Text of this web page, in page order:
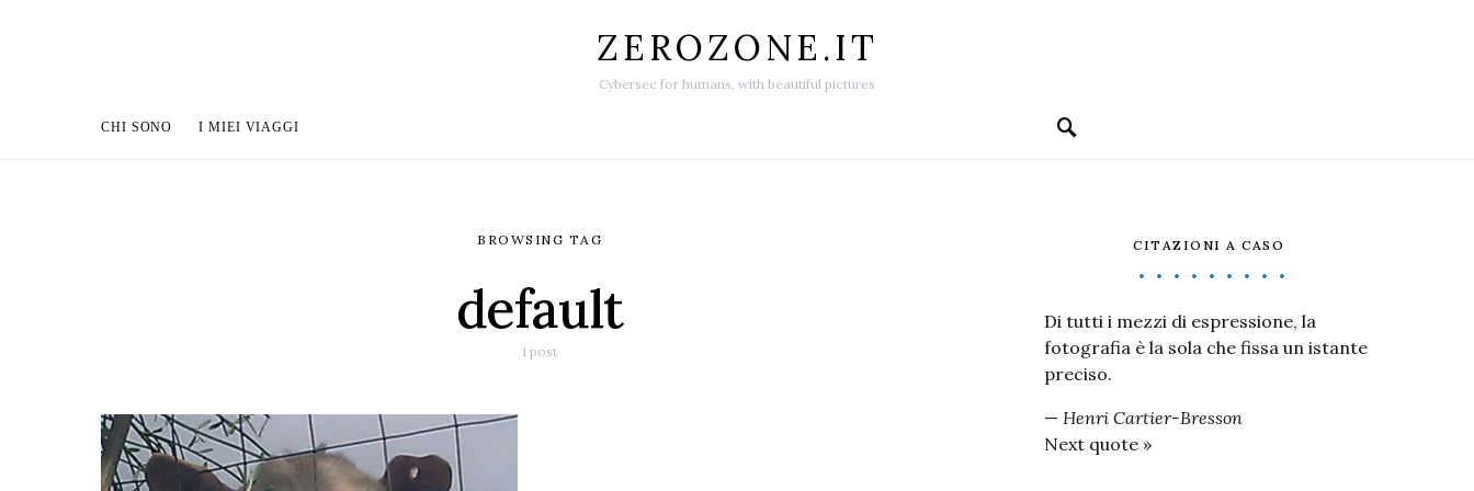
ZEROZONE.IT
Cybersec for humans, with beautiful pictures
CHI SONO I MIEI VIAGGI
BROWSING TAG
default
1 post
CITAZIONI A CASO
Di tutti i mezzi di espressione, la
fotografia è la sola che fissa un istante
preciso.
— Henri Cartier-Bresson
Next quote »